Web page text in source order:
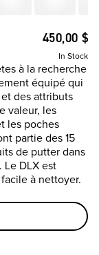
450,00 $
In Stock
à la recherche
équipé qui
des attributs
valeur, les
les poches
partie des 15
de putter dans
Le DLX est
à nettoyer.